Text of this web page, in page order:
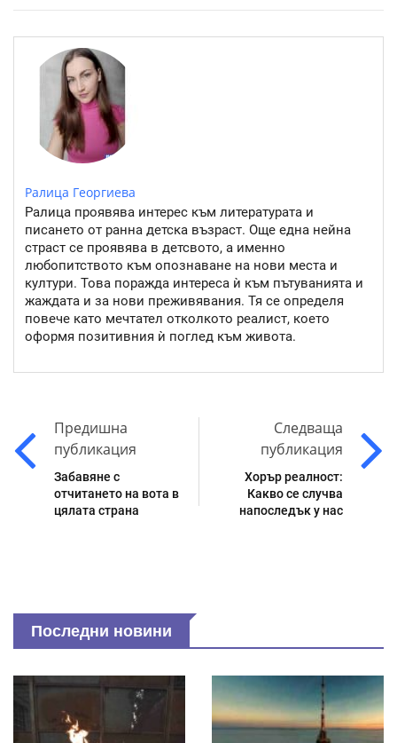
Ралица Георгиева
Ралица проявява интерес към литературата и
писането от ранна детска възраст. Още една нейна
страст се проявява в детсвото, а именно
любопитството към опознаване на нови места и
култури. Това поражда интереса ѝ към пътуванията и
жаждата и за нови преживявания. Тя се определя
повече като мечтател отколкото реалист, което
оформя позитивния ѝ поглед към живота.
Предишна
публикация
Забавяне с
отчитането на вота в
цялата страна
Следваща
публикация
Хорър реалност:
Какво се случва
напоследък у нас
Последни новини